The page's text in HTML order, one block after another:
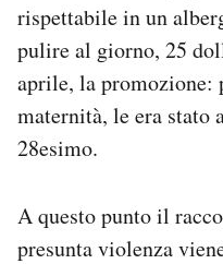
rispettabile in un
pulire al giorno, 25
aprile, la promozione:
maternità, le era stato
28esimo.
A questo punto il
presunta violenza